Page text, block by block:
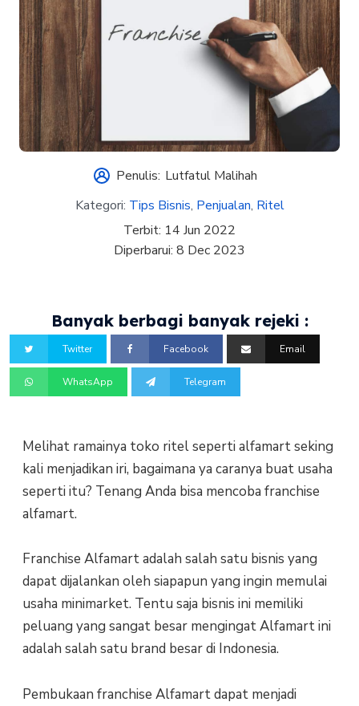
Penulis: Lutfatul Malihah
Kategori: Tips Bisnis, Penjualan, Ritel
Terbit: 14 Jun 2022
Diperbarui: 8 Dec 2023
Banyak berbagi banyak rejeki :
Twitter Facebook Email
WhatsApp Telegram
Melihat ramainya toko ritel seperti alfamart seking
kali menjadikan iri, bagaimana ya caranya buat usaha
seperti itu? Tenang Anda bisa mencoba franchise
alfamart.
Franchise Alfamart adalah salah satu bisnis yang
dapat dijalankan oleh siapapun yang ingin memulai
usaha minimarket. Tentu saja bisnis ini memiliki
peluang yang sangat besar mengingat Alfamart ini
adalah salah satu brand besar di Indonesia.
Pembukaan franchise Alfamart dapat menjadi